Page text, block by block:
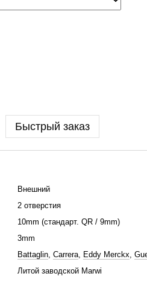
Быстрый заказ
Внешний
2 отверстия
10mm (стандарт. QR / 9mm)
3mm
Battaglin, Carrera, Eddy Merckx,
Литой заводской Marwi